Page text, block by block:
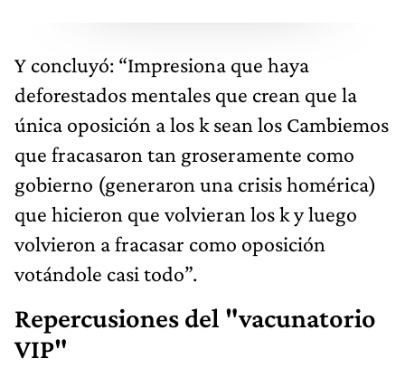
Y concluyó: “Impresiona que haya
deforestados mentales que crean que la
única oposición a los k sean los Cambiemos
que fracasaron tan groseramente como
gobierno (generaron una crisis homérica)
que hicieron que volvieran los k y luego
volvieron a fracasar como oposición
votándole casi todo”.
Repercusiones del "vacunatorio
VIP"